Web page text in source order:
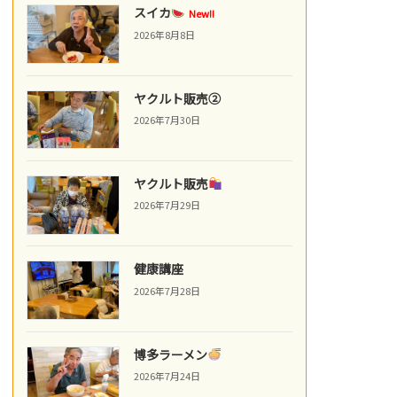
スイカ
New!!
2026年8月8日
ヤクルト販売②
2026年7月30日
ヤクルト販売
2026年7月29日
健康講座
2026年7月28日
博多ラーメン
2026年7月24日